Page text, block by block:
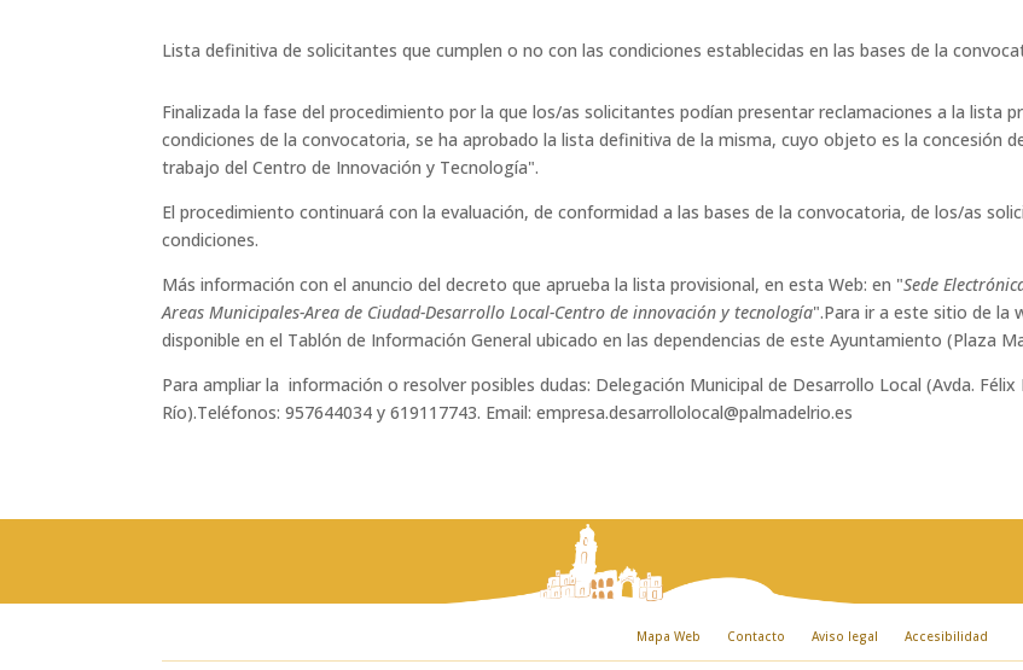
Lista definitiva de solicitantes que cumplen o no con las condiciones establecidas en las bases de la
Finalizada la fase del procedimiento por la que los/as solicitantes podían presentar reclamaciones a la lista
condiciones de la convocatoria, se ha aprobado la lista definitiva de la misma, cuyo objeto es la concesión
trabajo del Centro de Innovación y Tecnología".
El procedimiento continuará con la evaluación, de conformidad a las bases de la convocatoria, de los/as
condiciones.
Más información con el anuncio del decreto que aprueba la lista provisional, en esta Web: en "Sede
Areas Municipales-Area de Ciudad-Desarrollo Local-Centro de innovación y tecnología".Para ir a este sitio de la
disponible en el Tablón de Información General ubicado en las dependencias de este Ayuntamiento (Plaza
Para ampliar la información o resolver posibles dudas: Delegación Municipal de Desarrollo Local (Avda.
Río).Teléfonos: 957644034 y 619117743. Email: empresa.desarrollolocal@palmadelrio.es
Mapa Web Contacto Aviso legal Accesibilidad